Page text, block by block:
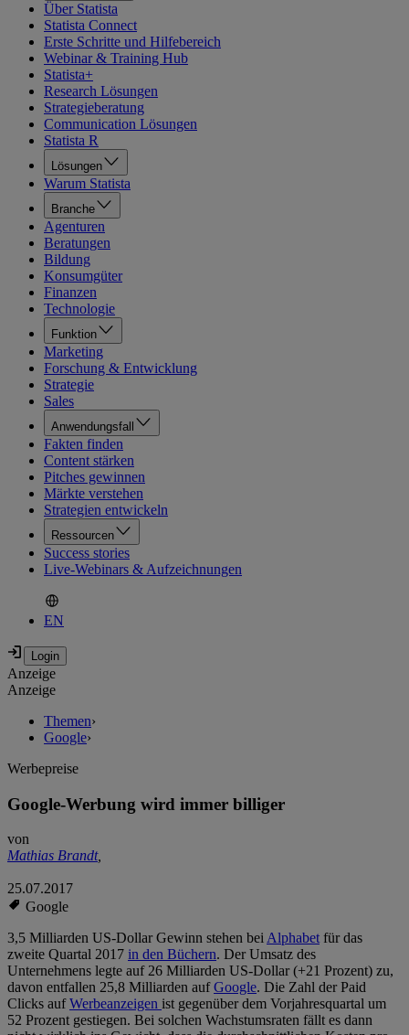
Über Statista
Statista Connect
Erste Schritte und Hilfebereich
Webinar & Training Hub
Statista+
Research Lösungen
Strategieberatung
Communication Lösungen
Statista R
Lösungen
Warum Statista
Branche
Agenturen
Beratungen
Bildung
Konsumgüter
Finanzen
Technologie
Funktion
Marketing
Forschung & Entwicklung
Strategie
Sales
Anwendungsfall
Fakten finden
Content stärken
Pitches gewinnen
Märkte verstehen
Strategien entwickeln
Ressourcen
Success stories
Live-Webinars & Aufzeichnungen
EN
Anzeige
Anzeige
Themen›
Google›
Werbepreise
Google-Werbung wird immer billiger
von
Mathias Brandt,
25.07.2017
Google
3,5 Milliarden US-Dollar Gewinn stehen beiAlphabetfür das
zweite Quartal 2017 in den Büchern. Der Umsatz des
Unternehmens legte auf 26 Milliarden US-Dollar (+21 Prozent) zu,
davon entfallen 25,8 Milliarden aufGoogle. Die Zahl der Paid
Clicks aufWerbeanzeigen ist gegenüber dem Vorjahresquartal um
52 Prozent gestiegen. Bei solchen Wachstumsraten fällt es dann